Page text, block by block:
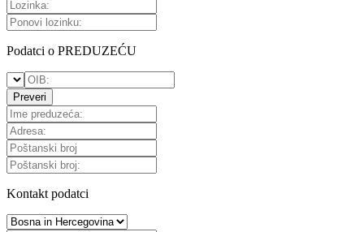
Podatci o PREDUZEĆU
Preveri
Kontakt podatci